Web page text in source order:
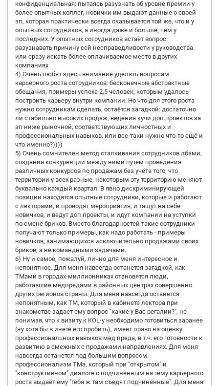
конфиденциальная: пытаясь разузнать об уровне премии у
более опытных коллег, новички им выдают данные о своей
зп, которая практически всегда оказывается той же, что и у
опытных сотрудников, а иногда даже и больше, чем у
последних. У опытных сотрудников встаёт вопрос:
разузнавать причину сей несправедливости у руководства
или сразу искать более оплачиваемое место в других
компаниях.
4) Очень любят здесь внимание уделять вопросам
карьерного роста сотрудников: бесконечные абстрактные
обещания, примеры успеха 2,5 человек, которым удалось
построить карьеру внутри компании. Но что для этого роста
нужно сотрудникам сделать, остаётся загадкой: достаточно
ли стабильно высоких продаж, ведения кучи доп.проектов за
зп ниже рыночной, соответствующих личностных и
профессиональных навыков, или все-таки нужно что-то ещё и
что именно?))))
5) Очень сомнителен метод сталкивания сотрудников лбами,
создания конкуренции между ними путем проведения
различных конкурсов по продажам без учёта того, что
территории у всех разные, некоторым эту территорию меняют
буквально каждый квартал. В явно дискриминирующей
позиции находятся опытные сотрудники, которые и работают
с лекторами, и проводят мероприятия, и тащут на себе
новичков, и ведут доп.проекты, и идут компании на уступки
по смене бриков. Вместо благодарностей такие сотрудники
получают только примеры, как надо работать - примеры
новичков, занимающихся исключительно продажами своих
бриков, а не командными задачами.
6) Ну и самое, пожалуй, лично для меня интересное и
непонятное. Для меня навсегда останется загадкой, как
ТМами в городах-миллионниках становятся люди,
работавшие медпредами в районных центрах совершенно
других регионов страны. Для меня навсегда останется
непонятным, как ТМ, который в кабинете лектора при
знакомстве задает ему вопрос "какие у Вас регалии?", не
понимая, что к визиту к KOL-у необходимо готовиться заранее
(ну хотя бы в инете его пробить), имеет право на оценку
профессиональных навыков мед.преда, в т.ч. его готовности к
развитию в смежных с продажами направлениях. Для меня
навсегда останется под большим вопросом
профессионализм ТМа, который при "открытом" и
"конструктивном" диалоге с подчинённым на тему карьерного
роста выдаёт ему "тебя ж там съедят подчинённые". Для меня